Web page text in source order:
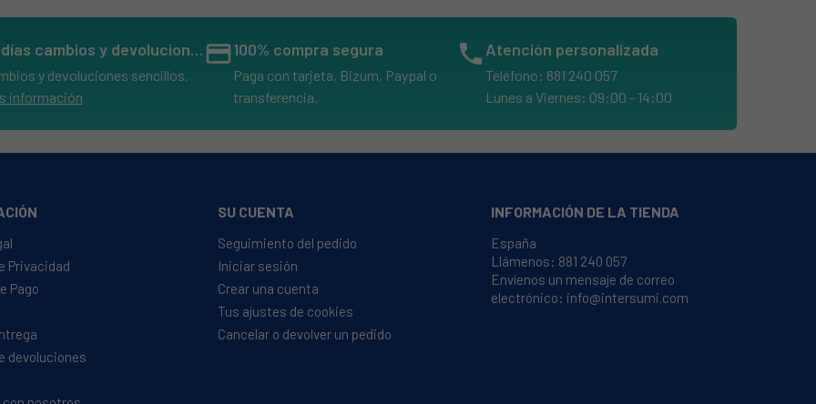
14 días cambios y devoluciones
y devoluciones sencillos.
información
credit_card100% compra segura
Paga con tarjeta, Bizum, Paypal o
transferencia.
phone Atención personalizada
Teléfono: 881 240 057
Lunes a Viernes: 09:00 - 14:00
Privacidad
Pago
devoluciones
SU CUENTA
Seguimiento del pedido
Iniciar sesión
Crear una cuenta
Tus ajustes de cookies
Cancelar o devolver un pedido
INFORMACIÓN DE LA TIENDA
España
Llámenos: 881 240 057
Envíenos un mensaje de correo
electrónico: info@intersumi.com